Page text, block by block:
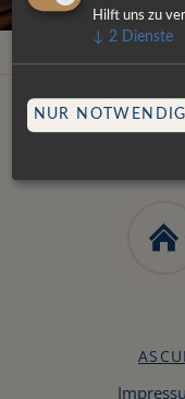
Hilft uns zu
↓ 2 Dienste
NUR